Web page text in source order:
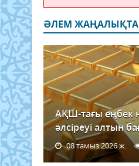
ӘЛЕМ
АҚШ-тағы еңбек
әлсіреуі алтын
08 тамыз 2026 ж.